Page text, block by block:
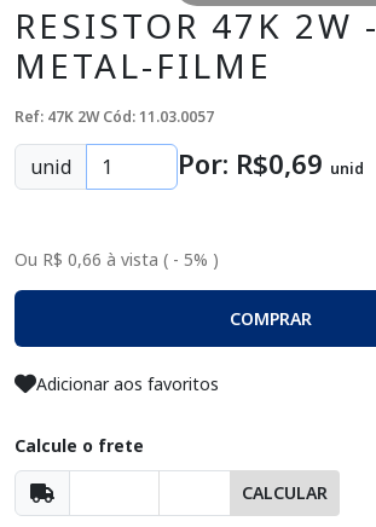
RESISTOR 47K 2W -
METAL-FILME
Ref: 47K 2W Cód: 11.03.0057
unid Por: R$0,69 unid
Ou R$ 0,66 à vista ( - 5% )
COMPRAR
Adicionar aos favoritos
Calcule o frete
CALCULAR